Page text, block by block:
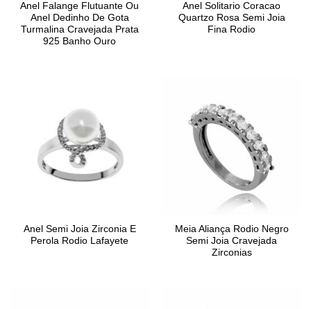
Anel Falange Flutuante Ou
Anel Dedinho De Gota
Turmalina Cravejada Prata
925 Banho Ouro
Anel Solitario Coracao
Quartzo Rosa Semi Joia
Fina Rodio
Anel Semi Joia Zirconia E
Perola Rodio Lafayete
Meia Aliança Rodio Negro
Semi Joia Cravejada
Zirconias